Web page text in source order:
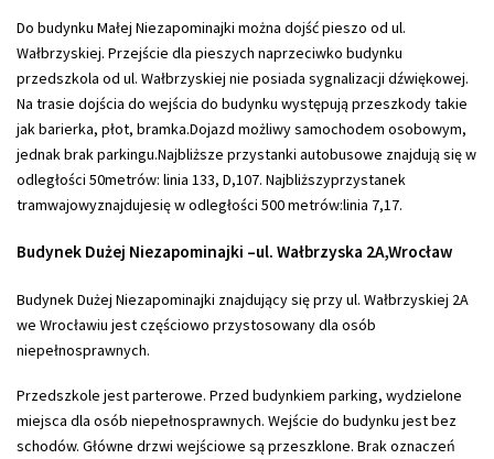
Do budynku Małej Niezapominajki można dojść pieszo od ul.
Wałbrzyskiej. Przejście dla pieszych naprzeciwko budynku
przedszkola od ul. Wałbrzyskiej nie posiada sygnalizacji dźwiękowej.
Na trasie dojścia do wejścia do budynku występują przeszkody takie
jak barierka, płot, bramka.Dojazd możliwy samochodem osobowym,
jednak brak parkingu.Najbliższe przystanki autobusowe znajdują się w
odległości 50metrów: linia 133, D,107. Najbliższyprzystanek
tramwajowyznajdujesię w odległości 500 metrów:linia 7,17.
Budynek Dużej Niezapominajki –ul. Wałbrzyska 2A,Wrocław
Budynek Dużej Niezapominajki znajdujący się przy ul. Wałbrzyskiej 2A
we Wrocławiu jest częściowo przystosowany dla osób
niepełnosprawnych.
Przedszkole jest parterowe. Przed budynkiem parking, wydzielone
miejsca dla osób niepełnosprawnych. Wejście do budynku jest bez
schodów. Główne drzwi wejściowe są przeszklone. Brak oznaczeń